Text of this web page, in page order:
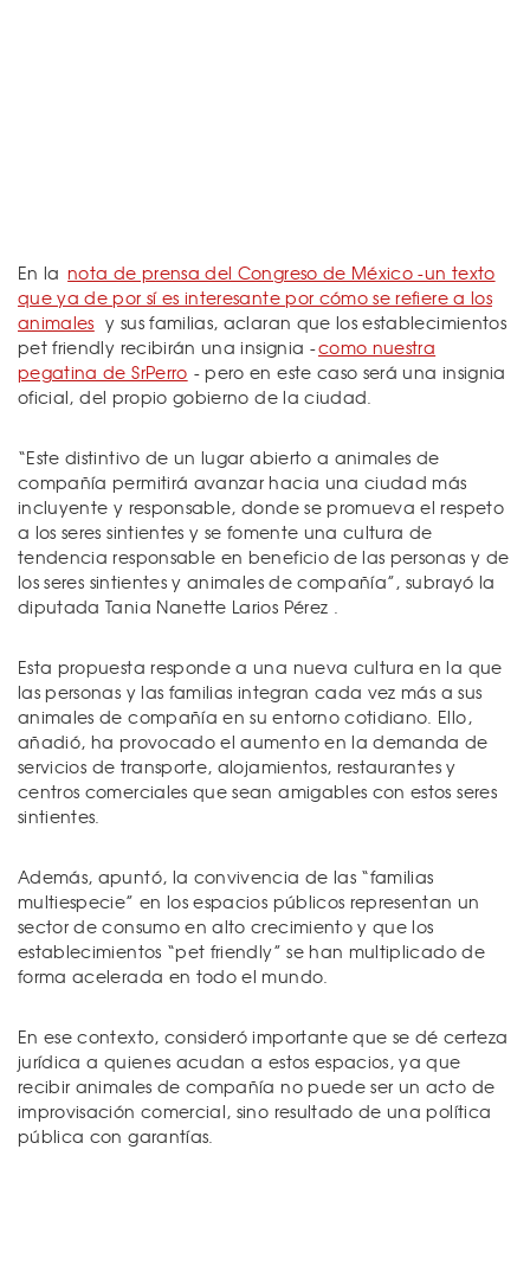
En la nota de prensa del Congreso de México -un texto
que ya de por sí es interesante por cómo se refiere a los
animales y sus familias, aclaran que los establecimientos
pet friendly recibirán una insignia -como nuestra
pegatina de SrPerro - pero en este caso será una insignia
oficial, del propio gobierno de la ciudad.
“Este distintivo de un lugar abierto a animales de
compañía permitirá avanzar hacia una ciudad más
incluyente y responsable, donde se promueva el respeto
a los seres sintientes y se fomente una cultura de
tendencia responsable en beneficio de las personas y de
los seres sintientes y animales de compañía”, subrayó la
diputada Tania Nanette Larios Pérez .
Esta propuesta responde a una nueva cultura en la que
las personas y las familias integran cada vez más a sus
animales de compañía en su entorno cotidiano. Ello,
añadió, ha provocado el aumento en la demanda de
servicios de transporte, alojamientos, restaurantes y
centros comerciales que sean amigables con estos seres
sintientes.
Además, apuntó, la convivencia de las “familias
multiespecie” en los espacios públicos representan un
sector de consumo en alto crecimiento y que los
establecimientos “pet friendly” se han multiplicado de
forma acelerada en todo el mundo.
En ese contexto, consideró importante que se dé certeza
jurídica a quienes acudan a estos espacios, ya que
recibir animales de compañía no puede ser un acto de
improvisación comercial, sino resultado de una política
pública con garantías.